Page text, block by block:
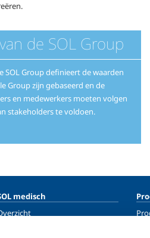
de SOL Group
SOL Group definieert de waarden
Group zijn gebaseerd en de
en medewerkers moeten volgen
stakeholders te voldoen.
medisch